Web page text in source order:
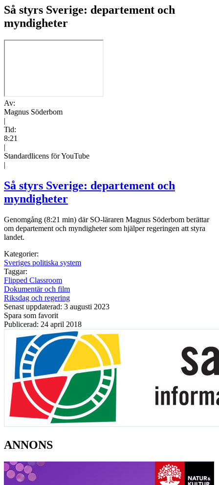
Så styrs Sverige: departement och
myndigheter
Av:
Magnus Söderbom
|
Tid:
8:21
|
Standardlicens för YouTube
|
Så styrs Sverige: departement och
myndigheter
Genomgång (8:21 min) där SO-läraren Magnus Söderbom berättar
om departement och myndigheter som hjälper regeringen att styra
landet.
Kategorier:
Sveriges politiska system
Taggar:
Flipped Classroom
Dokumentär och film
Riksdag och regering
Senast uppdaterad: 3 augusti 2023
Spara som favorit
Publicerad: 24 april 2018
ANNONS